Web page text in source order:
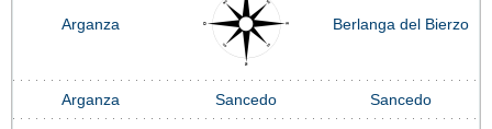
Arganza Berlanga del Bierzo
Arganza Sancedo Sancedo